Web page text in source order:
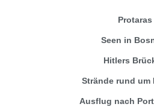
Protaras
Seen in
Hitlers
Strände rund um
Ausflug nach